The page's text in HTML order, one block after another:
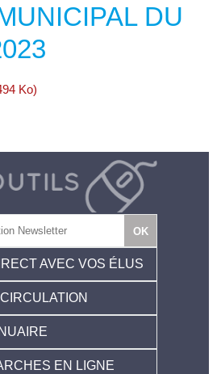
DU
Ko)
AVEC VOS ÉLUS
CIRCULATION
EN LIGNE